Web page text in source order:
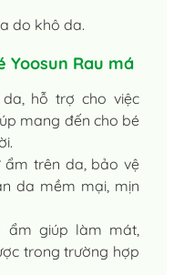
do khô da.
Yoosun Rau má
hỗ trợ cho việc
mang đến cho bé
trên da, bảo vệ
da mềm mại, mịn
ẩm giúp làm mát,
trong trường hợp